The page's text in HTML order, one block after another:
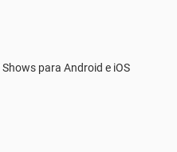
para Android e iOS